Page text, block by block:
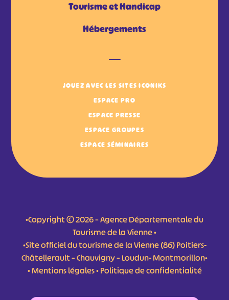
Tourisme et Handicap
Hébergements
JOUEZ AVEC LES SITES ICONIKS
ESPACE PRO
ESPACE PRESSE
ESPACE GROUPES
ESPACE SÉMINAIRES
•Copyright © 2026 – Agence Départementale du
Tourisme de la Vienne •
•Site officiel du tourisme de la Vienne (86) Poitiers-
Châtellerault – Chauvigny – Loudun- Montmorillon•
•Mentions légales•Politique de confidentialité